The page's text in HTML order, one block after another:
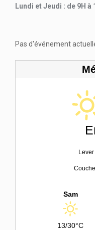
Lundi et Jeudi : de 9H à
Pas d'événement
Sam
13/30°C